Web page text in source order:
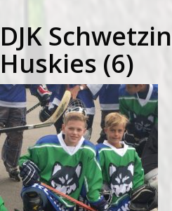
DJK
Huskies (6)